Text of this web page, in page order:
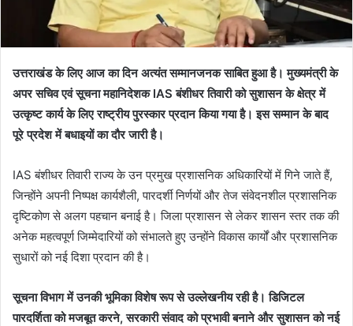
उत्तराखंड के लिए आज का दिन अत्यंत सम्मानजनक साबित हुआ है। मुख्यमंत्री के
अपर सचिव एवं सूचना महानिदेशक IAS बंशीधर तिवारी को सुशासन के क्षेत्र में
उत्कृष्ट कार्य के लिए राष्ट्रीय पुरस्कार प्रदान किया गया है। इस सम्मान के बाद
पूरे प्रदेश में बधाइयों का दौर जारी है।
IAS बंशीधर तिवारी राज्य के उन प्रमुख प्रशासनिक अधिकारियों में गिने जाते हैं,
जिन्होंने अपनी निष्पक्ष कार्यशैली, पारदर्शी निर्णयों और तेज संवेदनशील प्रशासनिक
दृष्टिकोण से अलग पहचान बनाई है। जिला प्रशासन से लेकर शासन स्तर तक की
अनेक महत्वपूर्ण जिम्मेदारियों को संभालते हुए उन्होंने विकास कार्यों और प्रशासनिक
सुधारों को नई दिशा प्रदान की है।
सूचना विभाग में उनकी भूमिका विशेष रूप से उल्लेखनीय रही है। डिजिटल
पारदर्शिता को मजबूत करने, सरकारी संवाद को प्रभावी बनाने और सुशासन को नई